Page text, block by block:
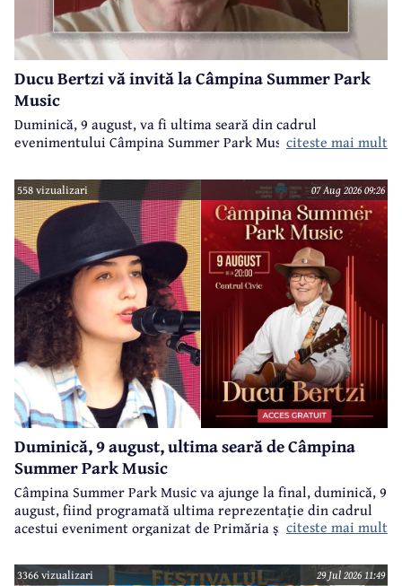
Ducu Bertzi vă invită la Câmpina Summer Park
Music
Duminică, 9 august, va fi ultima seară din cadrul
evenimentului Câmpina Summer Park Music 2026.citeste mai mult
558 vizualizari 07 Aug 2026 09:26
Duminică, 9 august, ultima seară de Câmpina
Summer Park Music
Câmpina Summer Park Music va ajunge la final, duminică, 9
august, fiind programată ultima reprezentație din cadrul
acestui eveniment organizat de Primăria și Consiliul Local
citeste mai mult
3366 vizualizari 29 Jul 2026 11:49